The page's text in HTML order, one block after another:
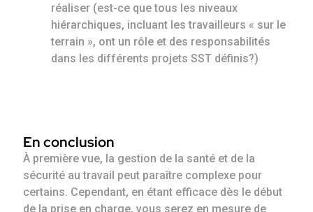
réaliser (est-ce que tous les niveaux
hiérarchiques, incluant les travailleurs « sur le
terrain », ont un rôle et des responsabilités
dans les différents projets SST définis?)
En conclusion
À première vue, la gestion de la santé et de la
sécurité au travail peut paraître complexe pour
certains. Cependant, en étant efficace dès le début
de la prise en charge, vous serez en mesure de